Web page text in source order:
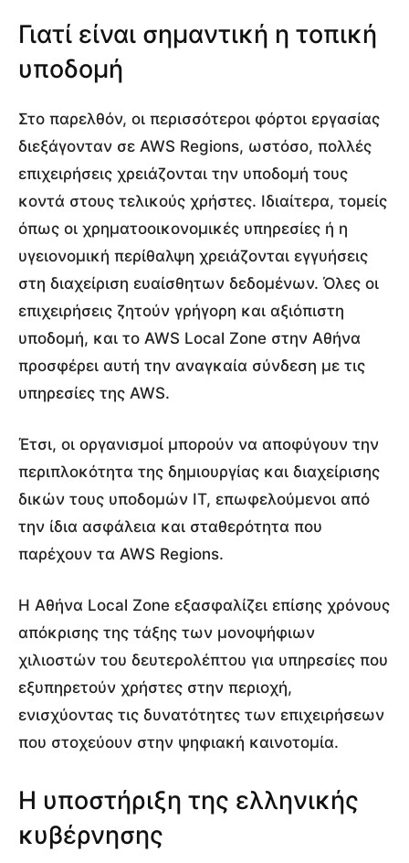
Γιατί είναι σημαντική η τοπική
υποδομή
Στο παρελθόν, οι περισσότεροι φόρτοι εργασίας
διεξάγονταν σε AWS Regions, ωστόσο, πολλές
επιχειρήσεις χρειάζονται την υποδομή τους
κοντά στους τελικούς χρήστες. Ιδιαίτερα, τομείς
όπως οι χρηματοοικονομικές υπηρεσίες ή η
υγειονομική περίθαλψη χρειάζονται εγγυήσεις
στη διαχείριση ευαίσθητων δεδομένων. Όλες οι
επιχειρήσεις ζητούν γρήγορη και αξιόπιστη
υποδομή, και το AWS Local Zone στην Αθήνα
προσφέρει αυτή την αναγκαία σύνδεση με τις
υπηρεσίες της AWS.
Έτσι, οι οργανισμοί μπορούν να αποφύγουν την
περιπλοκότητα της δημιουργίας και διαχείρισης
δικών τους υποδομών IT, επωφελούμενοι από
την ίδια ασφάλεια και σταθερότητα που
παρέχουν τα AWS Regions.
Η Αθήνα Local Zone εξασφαλίζει επίσης χρόνους
απόκρισης της τάξης των μονοψήφιων
χιλιοστών του δευτερολέπτου για υπηρεσίες που
εξυπηρετούν χρήστες στην περιοχή,
ενισχύοντας τις δυνατότητες των επιχειρήσεων
που στοχεύουν στην ψηφιακή καινοτομία.
Η υποστήριξη της ελληνικής
κυβέρνησης